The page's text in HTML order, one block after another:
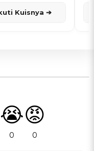
Kuisnya ➔
😭
0
😡
0